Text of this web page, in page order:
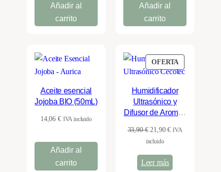
Añadir al
carrito
Añadir al
carrito
Aceite esencial
Jojoba BIO (50mL)
14,06€ IVA incluido
Añadir al
carrito
OFERTA
EN
Humidificador
Ultrasónico y
Difusor de Aromas
y LED – Cecotec
Pure Aroma 300
Yang
33,90€ El
precio
era:
21,90€ElIVA
incluido
Leer más